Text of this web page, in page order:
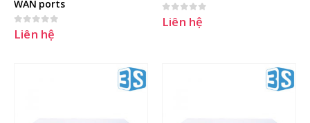
WAN ports
0 out of 5
Liên hệ
0 out of 5
Liên hệ